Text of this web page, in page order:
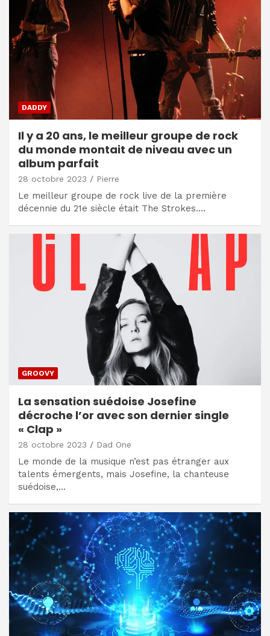
DADDY
Il y a 20 ans, le meilleur groupe de rock
du monde montait de niveau avec un
album parfait
28 octobre 2023 Pierre
Le meilleur groupe de rock live de la première
décennie du 21e siècle était The Strokes.…
GROOVY
La sensation suédoise Josefine
décroche l’or avec son dernier single
« Clap »
28 octobre 2023 Dad One
Le monde de la musique n’est pas étranger aux
talents émergents, mais Josefine, la chanteuse
suédoise,…